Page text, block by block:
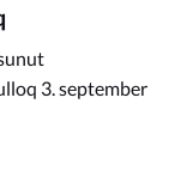
3. september